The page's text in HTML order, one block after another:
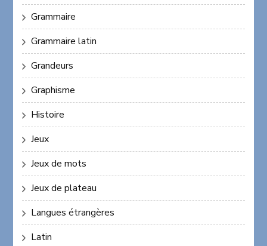
Grammaire
Grammaire latin
Grandeurs
Graphisme
Histoire
Jeux
Jeux de mots
Jeux de plateau
Langues étrangères
Latin